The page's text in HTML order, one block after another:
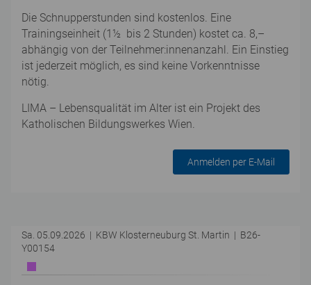
Die Schnupperstunden sind kostenlos. Eine
Trainingseinheit (1½ bis 2 Stunden) kostet ca. 8,–
abhängig von der Teilnehmer:innenanzahl. Ein Einstieg
ist jederzeit möglich, es sind keine Vorkenntnisse
nötig.
LIMA – Lebensqualität im Alter ist ein Projekt des
Katholischen Bildungswerkes Wien.
Anmelden per E-Mail
Sa. 05.09.2026 | KBW Klosterneuburg St. Martin | B26-
Y00154